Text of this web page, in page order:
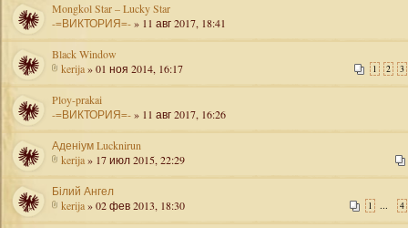
Mongkol Star – Lucky Star
-=ВИКТОРИЯ=-» 11 авг 2017, 18:41
Black Window
1 2 3
kerija» 01 ноя 2014, 16:17
Ploy-prakai
-=ВИКТОРИЯ=-» 11 авг 2017, 16:26
Аденіум Lucknirun
kerija» 17 июл 2015, 22:29
Білий Ангел
1 ... 4
kerija» 02 фев 2013, 18:30